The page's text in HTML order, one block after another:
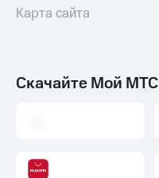
Карта сайта
Скачайте Мой МТС